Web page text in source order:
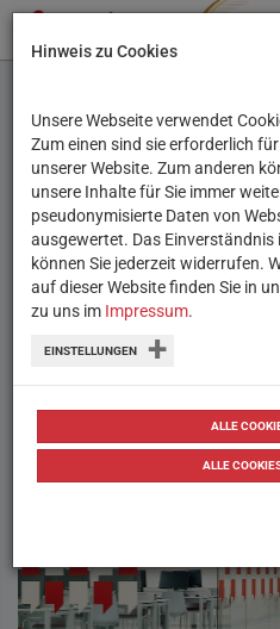
fördert
Mit "FakeHunter",
auch spezielles
Hinweis zu Cookies
Unsere Webseite verwendet
Zum einen sind sie erforderlich
unserer Website. Zum anderen
unsere Inhalte für Sie immer
pseudonymisierte Daten von
ausgewertet. Das Einverständnis
können Sie jederzeit widerrufen.
auf dieser Website finden Sie in
zu uns im Impressum.
EINSTELLUNGEN
ALLE
ALLE